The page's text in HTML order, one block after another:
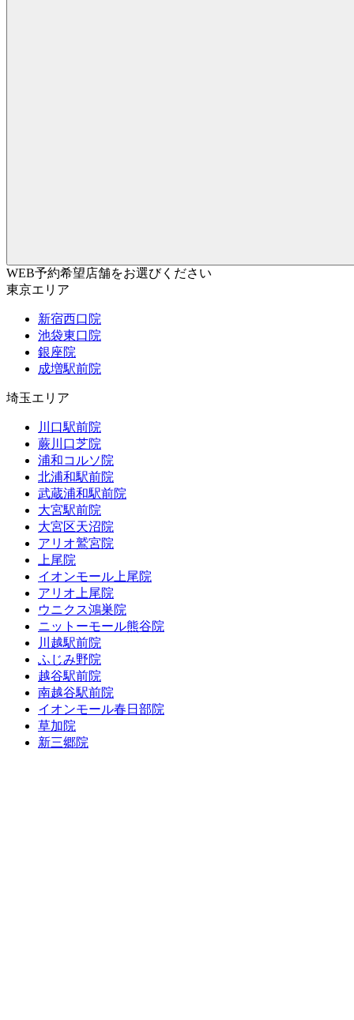
WEB予約希望店舗をお選びください
東京エリア
新宿西口院
池袋東口院
銀座院
成増駅前院
埼玉エリア
川口駅前院
蕨川口芝院
浦和コルソ院
北浦和駅前院
武蔵浦和駅前院
大宮駅前院
大宮区天沼院
アリオ鷲宮院
上尾院
イオンモール上尾院
アリオ上尾院
ウニクス鴻巣院
ニットーモール熊谷院
川越駅前院
ふじみ野院
越谷駅前院
南越谷駅前院
イオンモール春日部院
草加院
新三郷院